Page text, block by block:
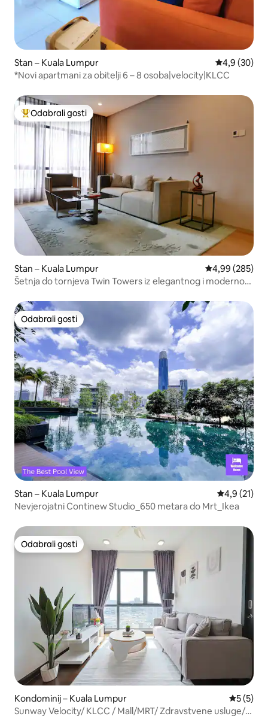
Stan – Kuala Lumpur Prosječna
4,9 (30)
*Novi apartmani za obitelji 6 – 8 osoba|velocity|KLCC
Među najviše rangiranima s oznakom „Odabrali gosti”
Odabrali gosti
Stan – Kuala Lumpur Prosječna
4,99 (285)
Šetnja do tornjeva Twin Towers iz elegantnog i modernog
Odabrali gosti
Odabrali gosti
Stan – Kuala Lumpur Prosječna
4,9 (21)
Nevjerojatni Continew Studio_650 metara do Mrt_Ikea
Odabrali gosti
Odabrali gosti
Kondominij – Kuala Lumpur
5 (5)
Sunway Velocity/ KLCC / Mall/MRT/ Zdravstvene usluge/5